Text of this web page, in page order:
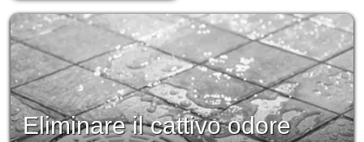
Eliminare il cattivo odore